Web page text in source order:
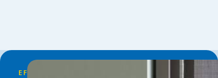
EFFECTIEF